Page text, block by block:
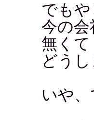
でも
今の
無くて
どうし
いや